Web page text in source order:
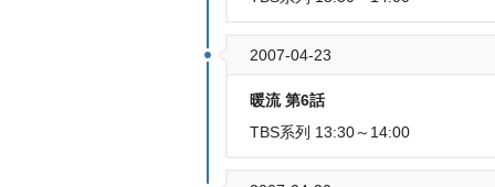
2007-04-23
暖流 第6話
TBS系列 13:30～14:00